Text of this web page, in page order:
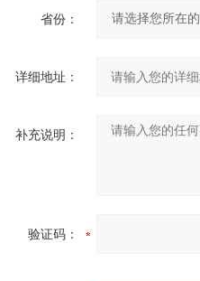
省份：
详细地址：
补充说明：
验证码：